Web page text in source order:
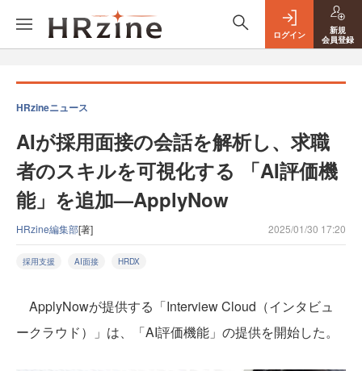
ログイン
新規
会員登録
HRzineニュース
AIが採用面接の会話を解析し、求職
者のスキルを可視化する 「AI評価機
能」を追加—ApplyNow
HRzine編集部[著] 2025/01/30 17:20
採用支援 AI面接 HRDX
ApplyNowが提供する「Interview Cloud（インタビュ
ークラウド）」は、「AI評価機能」の提供を開始した。